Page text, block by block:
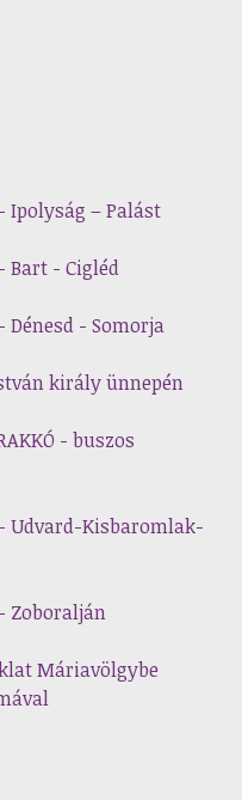
Ipolyság – Palást
Bart - Cigléd
- Somorja
király ünnepén
- buszos
Udvard-Kisbaromlak-
Zoboralján
Máriavölgybe